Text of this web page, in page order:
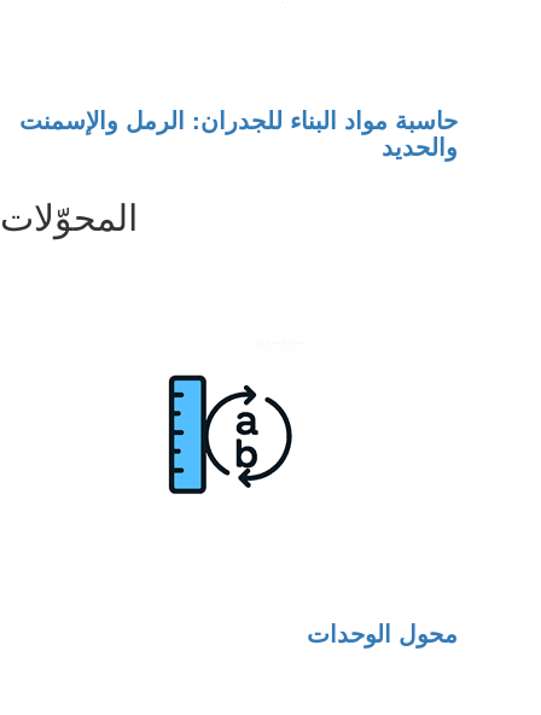
حاسبة مواد البناء للجدران: الرمل والإسمنت
والحديد
المحوّلات
محول الوحدات